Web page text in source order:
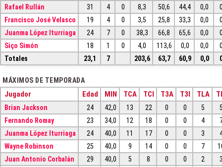
Rafael Rullán 31 4 0 8,3 50,6 44,4 0,0
Francisco José Velasco
19 4 0 3,5 25,8 33,3 0,0
Juanma López Iturriaga
24 7 0 38,3 66,8 65,6 0,0
Siço Simón
18 1 0 4,0 113,6 0,0 0,0
Totales
23,1 7 203,6 63,7 60,9 0,0
MÁXIMOS DE TEMPORADA
Jugador Edad MIN TCA TCI T3A T3I TLA
Brian Jackson 24 42,0 13 22 0 0 5
Fernando Romay
23 34,0 12 18 0 0 4
Juanma López Iturriaga
24 40,0 11 17 0 0 3
Wayne Robinson
25 40,0 9 14 0 0 7
Juan Antonio Corbalán
29 40,0 5 8 0 0 2